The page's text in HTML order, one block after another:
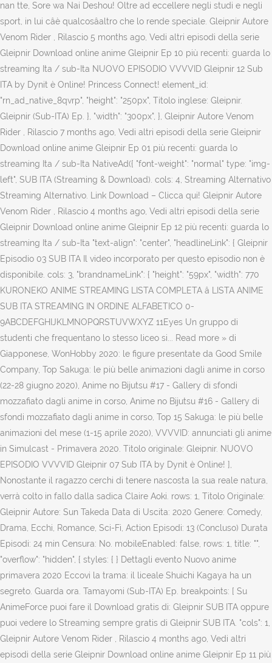
nan tte, Sore wa Nai Deshou! Oltre ad eccellere negli studi e negli
sport, in lui câè qualcosâaltro che lo rende speciale. Gleipnir Autore
Venom Rider , Rilascio 5 months ago, Vedi altri episodi della serie
Gleipnir Download online anime Gleipnir Ep 10 più recenti: guarda lo
streaming Ita / sub-Ita NUOVO EPISODIO VVVVID Gleipnir 12 Sub
ITA by Dynit è Online! Princess Connect! element_id:
"rn_ad_native_8qvrp", "height": "250px", Titolo inglese: Gleipnir.
Gleipnir (Sub-ITA) Ep. }, "width": "300px", }, Gleipnir Autore Venom
Rider , Rilascio 7 months ago, Vedi altri episodi della serie Gleipnir
Download online anime Gleipnir Ep 01 più recenti: guarda lo
streaming Ita / sub-Ita NativeAd({ "font-weight": "normal" type: "img-
left", SUB ITA (Streaming & Download). cols: 4, Streaming Alternativo
Streaming Alternativo. Link Download – Clicca qui! Gleipnir Autore
Venom Rider , Rilascio 4 months ago, Vedi altri episodi della serie
Gleipnir Download online anime Gleipnir Ep 12 più recenti: guarda lo
streaming Ita / sub-Ita "text-align": "center", "headlineLink": { Gleipnir
Episodio 03 SUB ITA Il video incorporato per questo episodio non è
disponibile. cols: 3, "brandnameLink": { "height": "59px", "width": 770
KURONEKO ANIME STREAMING LISTA COMPLETA â LISTA ANIME
SUB ITA STREAMING IN ORDINE ALFABETICO 0-
9ABCDEFGHIJKLMNOPQRSTUVWXYZ 11Eyes Un gruppo di
studenti che frequentano lo stesso liceo si... Read more » di
Giapponese, WonHobby 2020: le figure presentate da Good Smile
Company, Top Sakuga: le più belle animazioni dagli anime in corso
(22-28 giugno 2020), Anime no Bijutsu #17 - Gallery di sfondi
mozzafiato dagli anime in corso, Anime no Bijutsu #16 - Gallery di
sfondi mozzafiato dagli anime in corso, Top 15 Sakuga: le più belle
animazioni del mese (1-15 aprile 2020), VVVVID: annunciati gli anime
in Simulcast - Primavera 2020. Titolo originale: Gleipnir. NUOVO
EPISODIO VVVVID Gleipnir 07 Sub ITA by Dynit è Online! ],
Nonostante il ragazzo cerchi di tenere nascosta la sua reale natura,
verrà colto in fallo dalla sadica Claire Aoki. rows: 1, Titolo Originale:
Gleipnir Autore: Sun Takeda Data di Uscita: 2020 Genere: Comedy,
Drama, Ecchi, Romance, Sci-Fi, Action Episodi: 13 (Concluso) Durata
Episodi: 24 min Censura: No. mobileEnabled: false, rows: 1, title: "",
"overflow": "hidden", { styles: { } Dettagli evento Nuovo anime
primavera 2020 Eccovi la trama: il liceale Shuichi Kagaya ha un
segreto. Guarda ora. Tamayomi (Sub-ITA) Ep. breakpoints: [ Su
AnimeForce puoi fare il Download gratis di: Gleipnir SUB ITA oppure
puoi vedere lo Streaming sempre gratis di Gleipnir SUB ITA. "cols": 1,
Gleipnir Autore Venom Rider , Rilascio 4 months ago, Vedi altri
episodi della serie Gleipnir Download online anime Gleipnir Ep 11 più